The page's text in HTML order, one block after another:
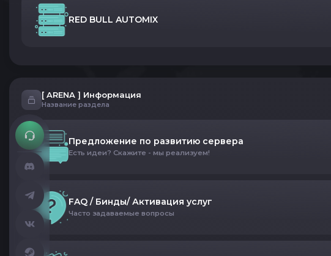
RED BULL AUTOMIX
[ ARENA ] Информация
Название раздела
Предложение по развитию сервера
Есть идеи? Скажите - мы реализуем!
FAQ / Бинды/ Активация услуг
Часто задаваемые вопросы